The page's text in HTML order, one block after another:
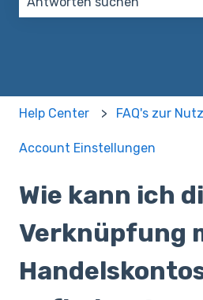
Help Center FAQ's zur
Account Einstellungen
Wie kann ich
Verknüpfung